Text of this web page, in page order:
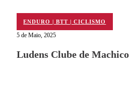
ENDURO | BTT | CICLISMO
5 de Maio, 2025
Ludens Clube de